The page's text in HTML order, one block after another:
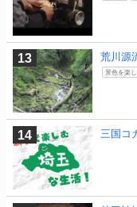
荒川源
景色を楽
三国コ